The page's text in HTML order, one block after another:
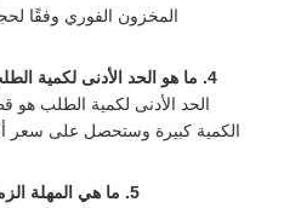
المخزون الفوري وفقًا
4. ما هو الحد الأدنى لكمية الطلب التي يمكن قبولها؟
الحد الأدنى لكمية الطلب هو
الكمية كبيرة وستحصل على سعر
5. ما هي المهلة الزمنية أو وقت الشحن؟